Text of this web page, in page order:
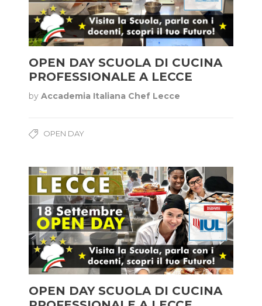
OPEN DAY SCUOLA DI CUCINA
PROFESSIONALE A LECCE
by Accademia Italiana Chef Lecce
OPEN DAY
OPEN DAY SCUOLA DI CUCINA